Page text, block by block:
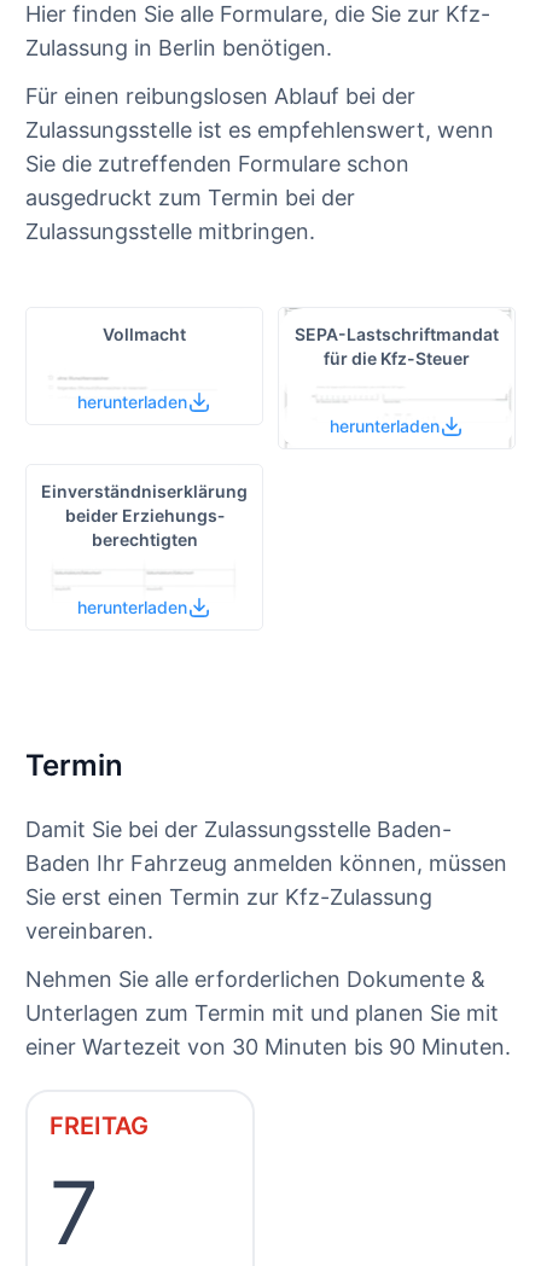
Hier finden Sie alle Formulare, die Sie zur Kfz-
Zulassung in Berlin benötigen.
Für einen reibungslosen Ablauf bei der
Zulassungsstelle ist es empfehlenswert, wenn
Sie die zutreffenden Formulare schon
ausgedruckt zum Termin bei der
Zulassungsstelle mitbringen.
Vollmacht
herunterladen
SEPA-Lastschrift­mandat
für die Kfz-Steuer
herunterladen
Einverständnis­erklärung
beider Erziehungs­
berechtigten
herunterladen
Termin
Damit Sie bei der Zulassungsstelle Baden-
Baden Ihr Fahrzeug anmelden können, müssen
Sie erst einen Termin zur Kfz-Zulassung
vereinbaren.
Nehmen Sie alle erforderlichen Dokumente &
Unterlagen zum Termin mit und planen Sie mit
einer Wartezeit von 30 Minuten bis 90 Minuten.
FREITAG
7